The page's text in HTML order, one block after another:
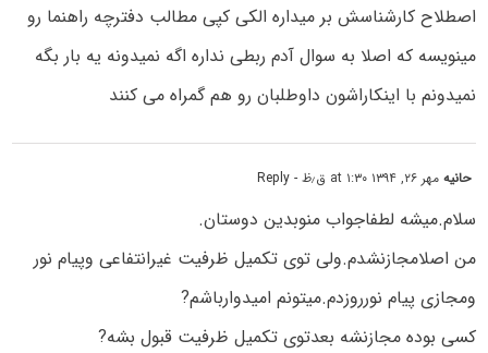
اصطلاح کارشناسش بر میداره الکی کپی مطالب دفترچه راهنما رو
مینویسه که اصلا به سوال آدم ربطی نداره اگه نمیدونه یه بار بگه
نمیدونم با اینکاراشون داوطلبان رو هم گمراه می کنند
حانیهمهر ۲۶, ۱۳۹۴ at ۱:۳۰ ق٫ظ - Reply
سلام.میشه لطفاجواب منوبدین دوستان.
من اصلامجازنشدم.ولی توی تکمیل ظرفیت غیرانتفاعی وپیام نور
ومجازی پیام نورروزدم.میتونم امیدوارباشم?
کسی بوده مجازنشه بعدتوی تکمیل ظرفیت قبول بشه?